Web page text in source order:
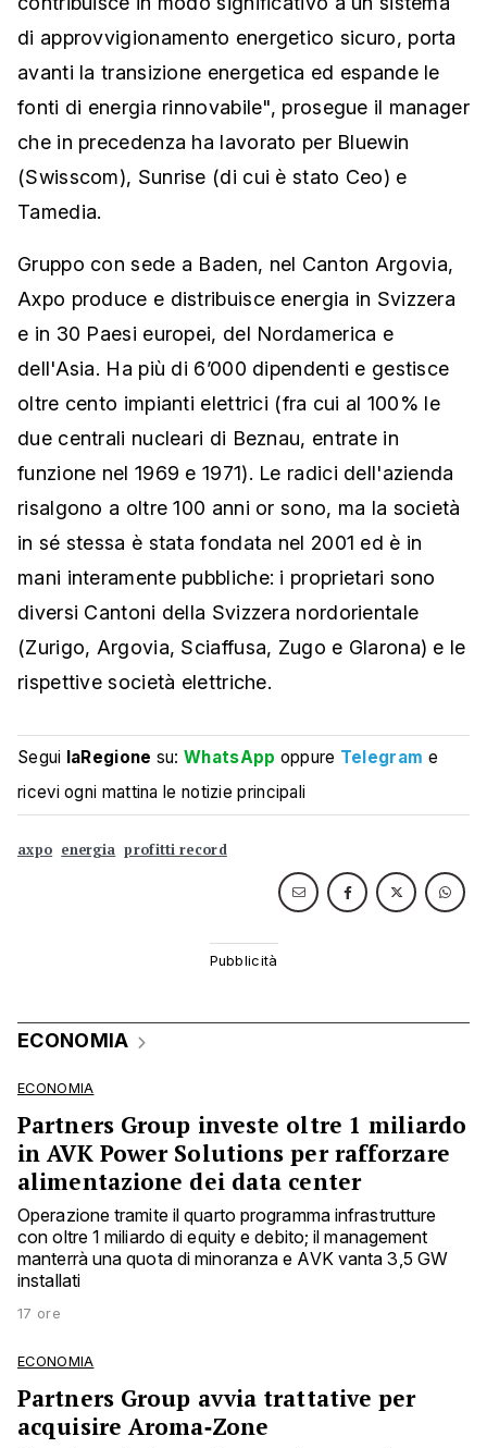
di approvvigionamento energetico sicuro, porta
avanti la transizione energetica ed espande le
fonti di energia rinnovabile", prosegue il manager
che in precedenza ha lavorato per Bluewin
(Swisscom), Sunrise (di cui è stato Ceo) e
Tamedia.
Gruppo con sede a Baden, nel Canton Argovia,
Axpo produce e distribuisce energia in Svizzera
e in 30 Paesi europei, del Nordamerica e
dell'Asia. Ha più di 6’000 dipendenti e gestisce
oltre cento impianti elettrici (fra cui al 100% le
due centrali nucleari di Beznau, entrate in
funzione nel 1969 e 1971). Le radici dell'azienda
risalgono a oltre 100 anni or sono, ma la società
in sé stessa è stata fondata nel 2001 ed è in
mani interamente pubbliche: i proprietari sono
diversi Cantoni della Svizzera nordorientale
(Zurigo, Argovia, Sciaffusa, Zugo e Glarona) e le
rispettive società elettriche.
Segui laRegione su:WhatsApp oppure Telegram e
ricevi ogni mattina le notizie principali
axpo energia profitti record
ECONOMIA
ECONOMIA
Partners Group investe oltre 1 miliardo
in AVK Power Solutions per rafforzare
alimentazione dei data center
Operazione tramite il quarto programma infrastrutture
con oltre 1 miliardo di equity e debito; il management
manterrà una quota di minoranza e AVK vanta 3,5 GW
installati
17 ore
ECONOMIA
Partners Group avvia trattative per
acquisire Aroma‑Zone